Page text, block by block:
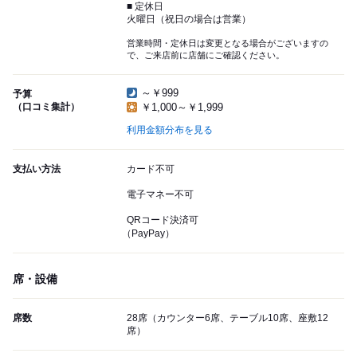
■ 定休日
火曜日（祝日の場合は営業）
営業時間・定休日は変更となる場合がございますの
で、ご来店前に店舗にご確認ください。
予算
（口コミ集計）
～￥999
￥1,000～￥1,999
利用金額分布を見る
支払い方法 カード不可
電子マネー不可
QRコード決済可
（PayPay）
席・設備
席数
28席（カウンター6席、テーブル10席、座敷12
席）